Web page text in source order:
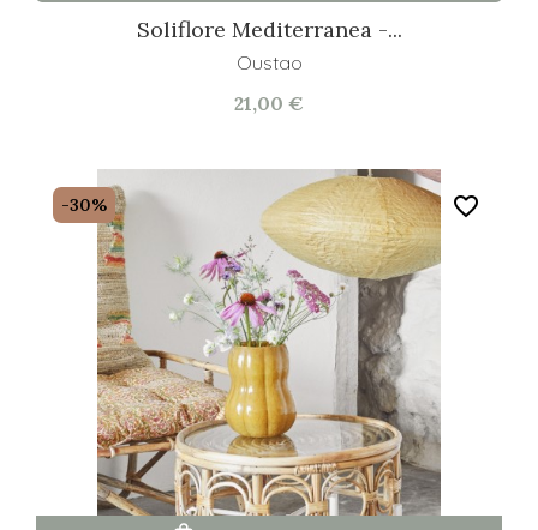
Soliflore Mediterranea -...
Oustao
21,00 €
-30% favorite_border